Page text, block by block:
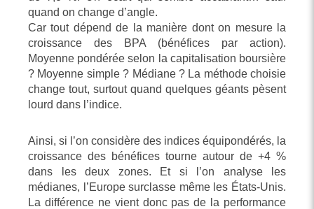
quand on change d’angle.
Car tout dépend de la manière dont on mesure la
croissance des BPA (bénéfices par action).
Moyenne pondérée selon la capitalisation boursière
? Moyenne simple ? Médiane ? La méthode choisie
change tout, surtout quand quelques géants pèsent
lourd dans l’indice.
Ainsi, si l’on considère des indices équipondérés, la
croissance des bénéfices tourne autour de +4 %
dans les deux zones. Et si l’on analyse les
médianes, l’Europe surclasse même les États-Unis.
La différence ne vient donc pas de la performance